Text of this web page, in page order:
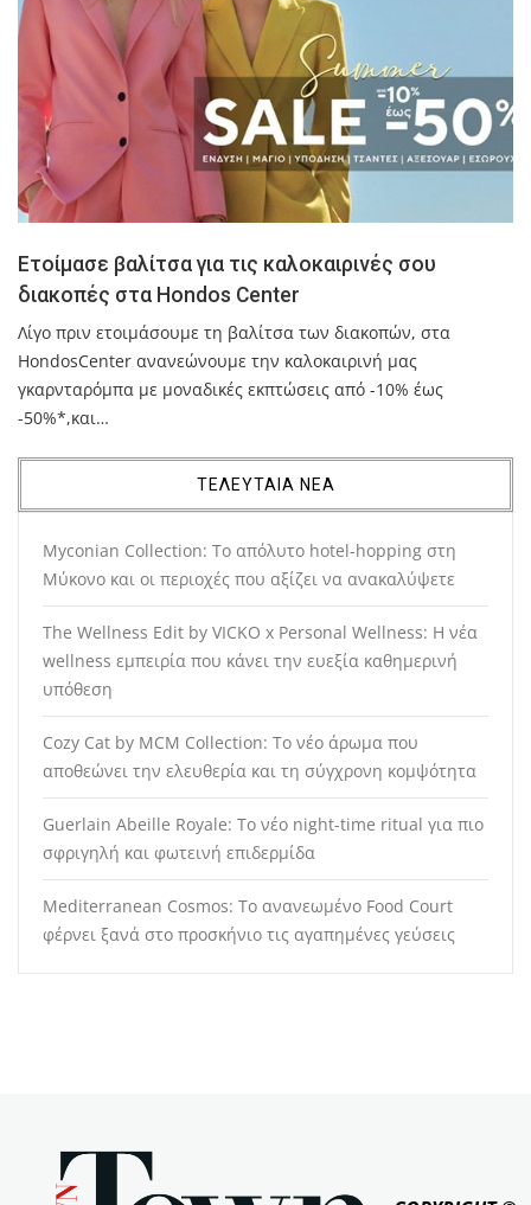
Ετοίμασε βαλίτσα για τις καλοκαιρινές σου
διακοπές στα Hondos Center
Λίγο πριν ετοιμάσουμε τη βαλίτσα των διακοπών, στα
HondosCenter ανανεώνουμε την καλοκαιρινή μας
γκαρνταρόμπα με μοναδικές εκπτώσεις από -10% έως
-50%*,και…
ΤΕΛΕΥΤΑΙΑ ΝΕΑ
Myconian Collection: Το απόλυτο hotel-hopping στη
Μύκονο και οι περιοχές που αξίζει να ανακαλύψετε
The Wellness Edit by VICKO x Personal Wellness: Η νέα
wellness εμπειρία που κάνει την ευεξία καθημερινή
υπόθεση
Cozy Cat by MCM Collection: Το νέο άρωμα που
αποθεώνει την ελευθερία και τη σύγχρονη κομψότητα
Guerlain Abeille Royale: Το νέο night-time ritual για πιο
σφριγηλή και φωτεινή επιδερμίδα
Mediterranean Cosmos: Το ανανεωμένο Food Court
φέρνει ξανά στο προσκήνιο τις αγαπημένες γεύσεις